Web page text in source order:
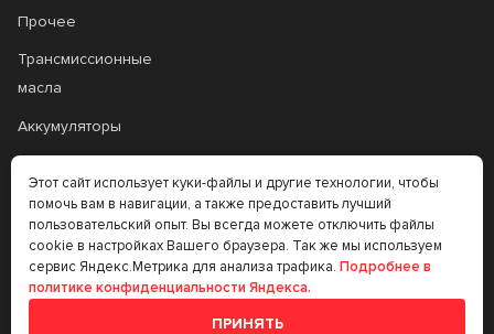
Прочее
Трансмиссионные
масла
Аккумуляторы
+7 (383) 335-77-99
rtt@m-masel.ru
© 2020-2026
Этот сайт использует куки-файлы и другие технологии, чтобы
помочь вам в навигации, а также предоставить лучший
пользовательский опыт. Вы всегда можете отключить файлы
cookie в настройках Вашего браузера. Так же мы используем
сервис Яндекс.Метрика для анализа трафика. Подробнее в
политике конфиденциальности Яндекса.
ПРИНЯТЬ